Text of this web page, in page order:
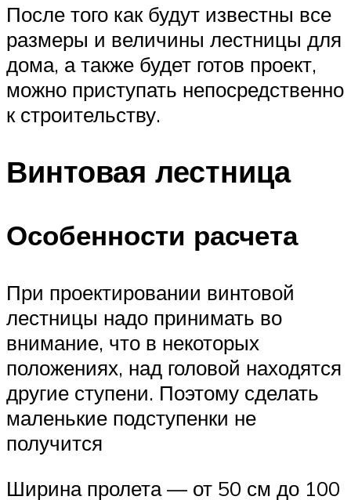
После того как будут известны все
размеры и величины лестницы для
дома, а также будет готов проект,
можно приступать непосредственно
к строительству.
Винтовая лестница
Особенности расчета
При проектировании винтовой
лестницы надо принимать во
внимание, что в некоторых
положениях, над головой находятся
другие ступени. Поэтому сделать
маленькие подступенки не
получится
Ширина пролета — от 50 см до 100